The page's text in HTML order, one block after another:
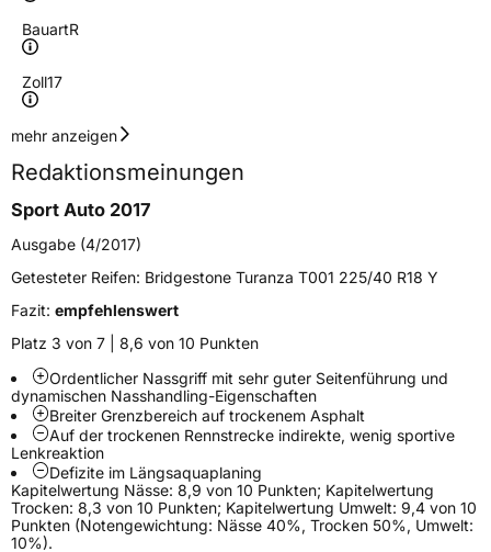
BauartR
Zoll17
Geschwindigkeitsindex
Höchstgeschwindigkeit
270 km/h
Lastindex91
Höchstlast615 kg
Gewicht (in kg)9,374 kg
Generelle Merkmale
FahrzeugtypPKW
VerwendungSommerreifen
Modellname
FahrzeugartPKW & SUV
mehr anzeigen
Redaktionsmeinungen
Sport Auto 2017
Ausgabe (4/2017)
Getesteter Reifen: Bridgestone Turanza T001 225/40 R18 Y
Fazit: empfehlenswert
Platz 3 von 7 | 8,6 von 10 Punkten
Ordentlicher Nassgriff mit sehr guter Seitenführung und
dynamischen Nasshandling-Eigenschaften
Breiter Grenzbereich auf trockenem Asphalt
Auf der trockenen Rennstrecke indirekte, wenig sportive
Lenkreaktion
Defizite im Längsaquaplaning
Kapitelwertung Nässe: 8,9 von 10 Punkten; Kapitelwertung
Trocken: 8,3 von 10 Punkten; Kapitelwertung Umwelt: 9,4 von 10
Punkten (Notengewichtung: Nässe 40%, Trocken 50%, Umwelt:
10%).